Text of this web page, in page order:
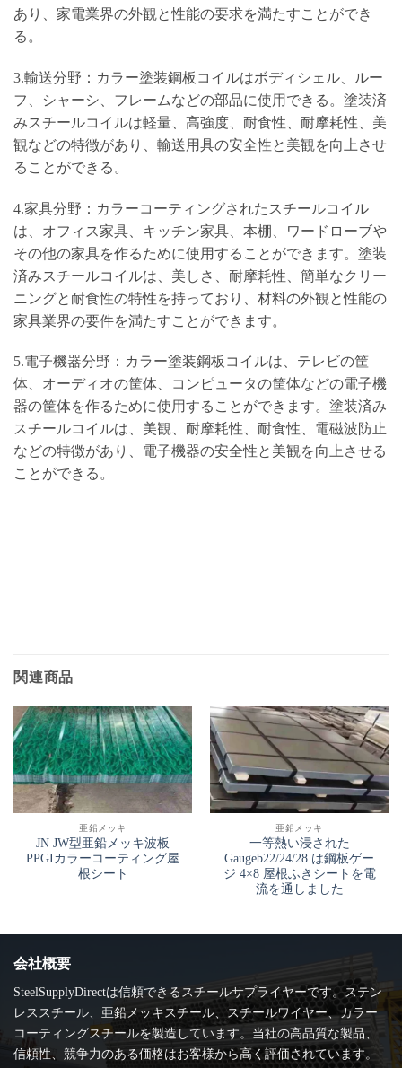
あり、家電業界の外観と性能の要求を満たすことができ
る。
3.輸送分野：カラー塗装鋼板コイルはボディシェル、ルー
フ、シャーシ、フレームなどの部品に使用できる。塗装済
みスチールコイルは軽量、高強度、耐食性、耐摩耗性、美
観などの特徴があり、輸送用具の安全性と美観を向上させ
ることができる。
4.家具分野：カラーコーティングされたスチールコイル
は、オフィス家具、キッチン家具、本棚、ワードローブや
その他の家具を作るために使用することができます。塗装
済みスチールコイルは、美しさ、耐摩耗性、簡単なクリー
ニングと耐食性の特性を持っており、材料の外観と性能の
家具業界の要件を満たすことができます。
5.電子機器分野：カラー塗装鋼板コイルは、テレビの筐
体、オーディオの筐体、コンピュータの筐体などの電子機
器の筐体を作るために使用することができます。塗装済み
スチールコイルは、美観、耐摩耗性、耐食性、電磁波防止
などの特徴があり、電子機器の安全性と美観を向上させる
ことができる。
関連商品
亜鉛メッキ
JN JW型亜鉛メッキ波板
PPGIカラーコーティング屋
根シート
亜鉛メッキ
一等熱い浸された
Gaugeb22/24/28 は鋼板ゲー
ジ 4×8 屋根ふきシートを電
流を通しました
会社概要
SteelSupplyDirectは信頼できるスチールサプライヤーです。ステン
レススチール、亜鉛メッキスチール、スチールワイヤー、カラー
コーティングスチールを製造しています。当社の高品質な製品、
信頼性、競争力のある価格はお客様から高く評価されています。